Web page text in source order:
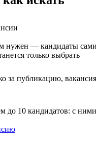
нужен — кандидаты
только выбрать
за публикацию,
до 10 кандидатов: с